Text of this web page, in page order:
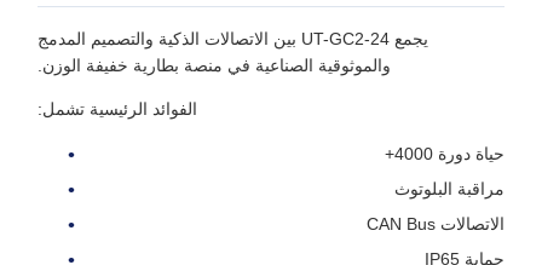
يجمع UT-GC2-24 بين الاتصالات الذكية والتصميم المدمج
والموثوقية الصناعية في منصة بطارية خفيفة الوزن.
الفوائد الرئيسية تشمل:
حياة دورة 4000+
مراقبة البلوتوث
الاتصالات CAN Bus
حماية IP65